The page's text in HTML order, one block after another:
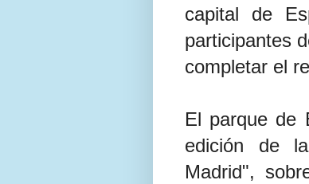
capital de
participantes
completar el
El parque de
edición de
Madrid",